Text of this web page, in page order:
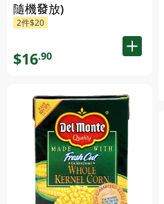
隨機發放)
2件$20
$16.90